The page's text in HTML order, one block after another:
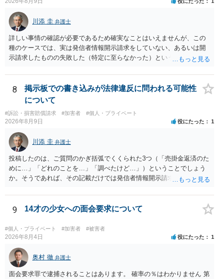
川添 圭 弁護士
詳しい事情の確認が必要であるため確実なことはいえませんが、この
種のケースでは、実は発信者情報開示請求をしていない、あるいは開
示請求したものの失敗した（特定に至らなかった）という事案が比較
な投稿をする場合にはなおさら）。
8
掲示板での書き込みが法律違反に問われる可能性
について
#訴訟・損害賠償請求 #加害者 #個人・プライベート
2026年8月9日 役にたった 1
川添 圭 弁護士
投稿したのは、ご質問のかぎ括弧でくくられた3つ（「売掛金返済のた
めに…」「どれのことを…」「調べたけど…」）ということでしょう
か。そうであれば、その記載だけでは発信者情報開示請求が認められ
ただ、「328が名誉毀損、偽計業務妨害、侮辱罪、ストーカー等に関す
る法律違反に該当するといわれ」とのことですので、ご質問に書かれ
ていない何らかの背景事情があれば、回答は180度変わるかもしれませ
ん。公開の場で詳細を投稿することは不適当と思われますので、弁護
士へ直接相談した方がよいでしょう。
9 14才の少女への面会要求について
#個人・プライベート #加害者 #被害者
2026年8月4日 役にたった 1
奥村 徹 弁護士
面会要求罪で逮捕されることはあります。 確率の％はわかりません 第